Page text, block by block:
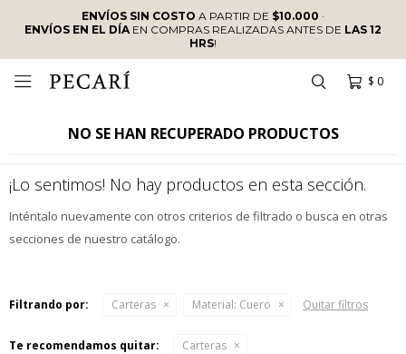
ENVÍOS SIN COSTO A PARTIR DE $10.000 ·
ENVÍOS EN EL DÍAEN COMPRAS REALIZADAS ANTES DE LAS 12
HRS!
$ 0

NO SE HAN RECUPERADO PRODUCTOS
¡Lo sentimos! No hay productos en esta sección.
Inténtalo nuevamente con otros criterios de filtrado o busca en otras
secciones de nuestro catálogo.
Filtrando por: Carteras Material: Cuero Quitar filtros
Te recomendamos quitar: Carteras